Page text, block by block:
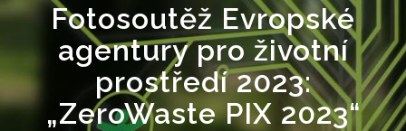
Fotosoutěž Evropské
agentury pro životní
prostředí 2023:
„ZeroWaste PIX 2023“